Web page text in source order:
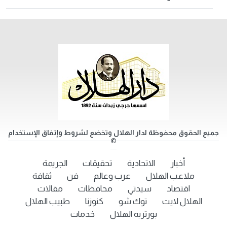
جميع الحقوق محفوظة لدار الهلال وتخضع لشروط وإتفاق الإستخدام
©
أخبار الاتحادية تحقيقات
الجريمة
ملاعب الهلال
عرب وعالم فن
ثقافة
اقتصاد
سيدتي محافظات
مقالات
الهلال لايت
توك شو كنوزنا
طبيب الهلال
بورتريه الهلال
خدمات